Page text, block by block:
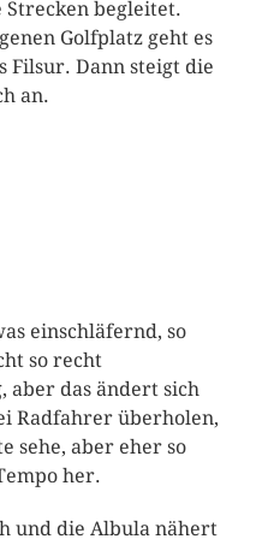
Strecken begleitet.
Golfplatz geht es
Filsur. Dann steigt die
an.
einschläfernd, so
so recht
aber das ändert sich
Radfahrer überholen,
sehe, aber eher so
her.
und die Albula nähert